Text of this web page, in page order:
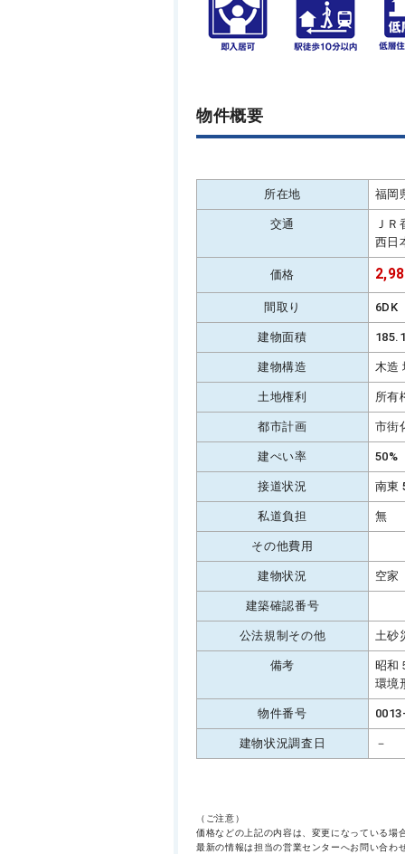
物件概要
所在地 福岡
交通
Ｊ
西日
価格
間取り 6DK
建物面積
建物構造 木造
土地権利 所有
都市計画 市街
建ぺい率 50%
接道状況 南東
私道負担 無
その他費用
建物状況 空家
建築確認番号
公法規制その他 土砂
備考
昭和
環境
物件番号
建物状況調査日 －
（ご注意）
価格などの上記の内容は、変更になっている場
最新の情報は担当の営業センターへお問い合わ